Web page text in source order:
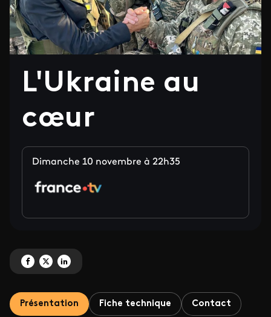
L'Ukraine au
cœur
Dimanche 10 novembre à 22h35
Partagez 'L'Ukraine au cœur' sur Facebook
Partagez 'L'Ukraine au cœur' sur X
Partagez 'L'Ukraine au cœur' sur LinkedIn
Présentation Fiche technique Contact